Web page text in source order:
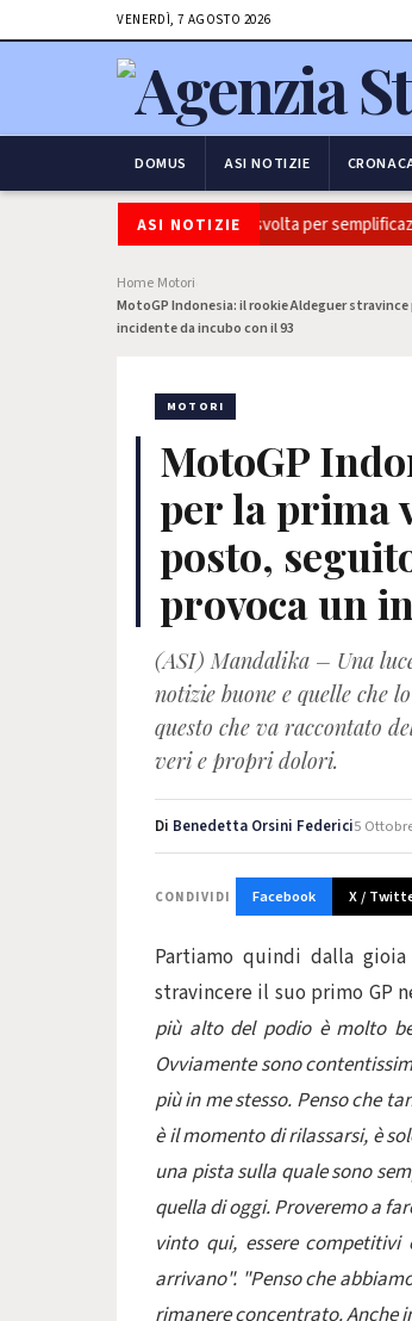
VENERDÌ, 7 AGOSTO 2026
DOMUS ASI NOTIZIE
ASI NOTIZIE
Coldiretti, ok Camera e’ svolta per semplificazione,
Home Motori
MotoGP Indonesia: il rookie Aldeguer
incidente da incubo con il 93
MOTORI
MotoGP
per la prima
posto,
provoca un
(ASI) Mandalika – Una
notizie buone e quelle che
questo che va raccontato
veri e propri dolori.
Di Benedetta Orsini Federici5
CONDIVIDI Facebook X /
Partiamo quindi dalla
stravincere il suo primo GP
più alto del podio è molto
Ovviamente sono
più in me stesso. Penso che
è il momento di rilassarsi, è
una pista sulla quale sono
quella di oggi. Proveremo a
vinto qui, essere
arrivano". "Penso che
rimanere concentrato. Anche